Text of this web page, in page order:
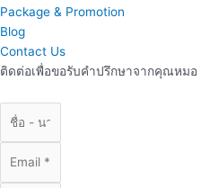
Package & Promotion
Blog
Contact Us
ติดต่อเพื่อขอรับคำปรึกษาจากคุณหมอ